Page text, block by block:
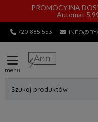
PROMOCYJNA
Automat
720 885 553
menu
Szukaj produktów